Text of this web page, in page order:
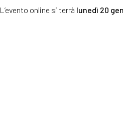
L’evento online si terrà lunedì 20